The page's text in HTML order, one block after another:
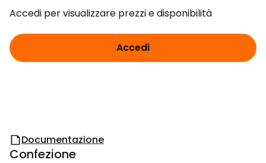
Accedi per visualizzare prezzi e disponibilità
Accedi
Documentazione
Confezione